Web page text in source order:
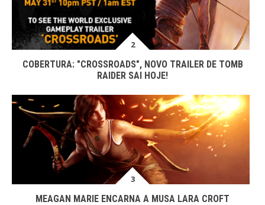
COBERTURA: "CROSSROADS", NOVO TRAILER DE TOMB
RAIDER SAI HOJE!
MEAGAN MARIE ENCARNA A MUSA LARA CROFT